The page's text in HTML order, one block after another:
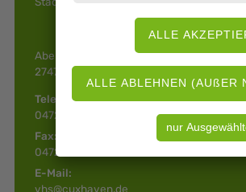
Abendrothstraße 16
27474 Cuxhaven
Telefon:
04721 70070950
Fax:
04721 70099970960
E-Mail:
vhs@cuxhaven.de